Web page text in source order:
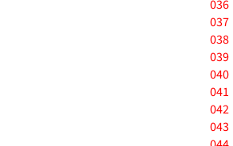
036
037
038
039
040
041
042
043